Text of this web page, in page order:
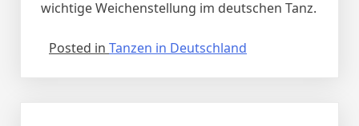
wichtige Weichenstellung im deutschen Tanz.
Posted in Tanzen in Deutschland